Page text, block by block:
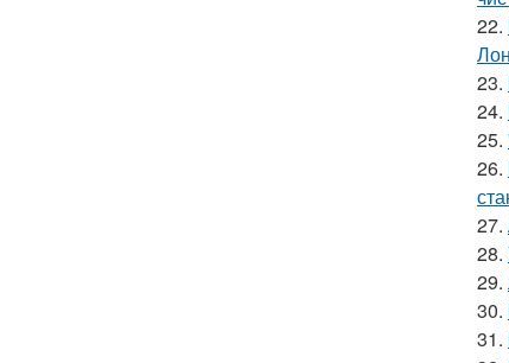
22.
23.
24.
25.
26.
27.
28.
29.
30.
31.